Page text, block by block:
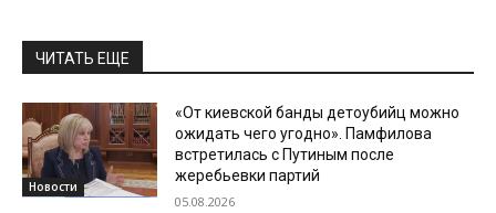
ЧИТАТЬ ЕЩЕ
Новости
«От киевской банды детоубийц можно
ожидать чего угодно». Памфилова
встретилась с Путиным после
жеребьевки партий
05.08.2026